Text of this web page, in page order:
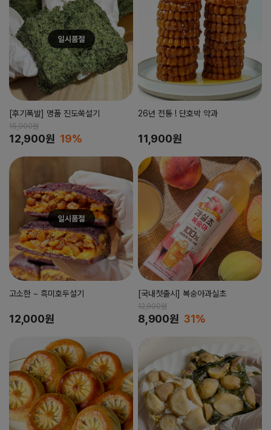
[후기폭발] 명품 진도쑥설기
15,900원
12,900원 19%
26년 전통 ! 단호박 약과
11,900원
고소한 ~ 흑미호두설기
12,000원
[국내첫출시] 복숭아과실초
12,900원
8,900원 31%